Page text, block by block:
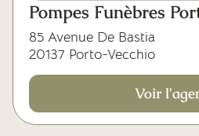
Pompes Funèbres
85 Avenue De Bastia
20137 Porto-Vecchio
Voir